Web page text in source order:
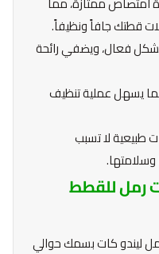
قطتك جافاً ونظيفاً.
بشكل فعال، ويضفي رائحة
يسهل عملية تنظيف
لا تسبب
رمل للقطط
ليندو كات بسمك حوالي